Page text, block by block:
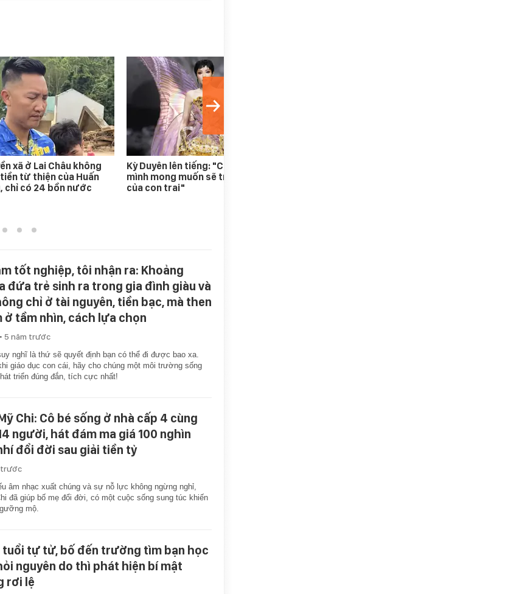
xã ở Lai Châu không
từ thiện của Huấn
chỉ có 24 bồn nước
Kỳ Duyên lên tiếng: "Chưa bao giờ
mình mong muốn sẽ trong hình hài
của con trai"
tốt nghiệp, tôi nhận ra: Khoảng
đứa trẻ sinh ra trong gia đình giàu và
chỉ ở tài nguyên, tiền bạc, mà then
ở tầm nhìn, cách lựa chọn
5 năm trước
nghĩ là thứ sẽ quyết định bạn có thể đi được bao xa.
giáo dục con cái, hãy cho chúng một môi trường sống
triển đúng đắn, tích cực nhất!
Chi: Cô bé sống ở nhà cấp 4 cùng
người, hát đám ma giá 100 nghìn
đổi đời sau giải tiền tỷ
trước
âm nhạc xuất chúng và sự nỗ lực không ngừng nghỉ,
đã giúp bố mẹ đổi đời, có một cuộc sống sung túc khiến
mộ.
tuổi tự tử, bố đến trường tìm bạn học
nguyên do thì phát hiện bí mật
rơi lệ